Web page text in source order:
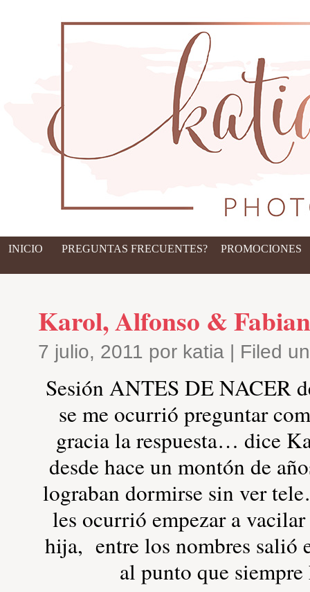
INICIO PREGUNTAS FRECUENTES? PROMOCIONES
Karol, Alfonso &
7 julio, 2011 por katia | Filed
Sesión ANTES DE NACER
se me ocurrió preguntar
gracia la respuesta… dice
desde hace un montón de
lograban dormirse sin ver
les ocurrió empezar a
hija, entre los nombres
al punto que